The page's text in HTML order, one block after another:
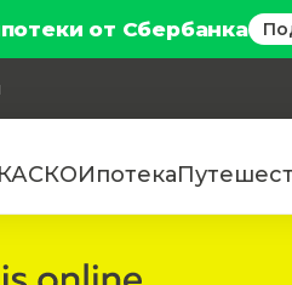
от Сбербанка
КАСКОИпотека